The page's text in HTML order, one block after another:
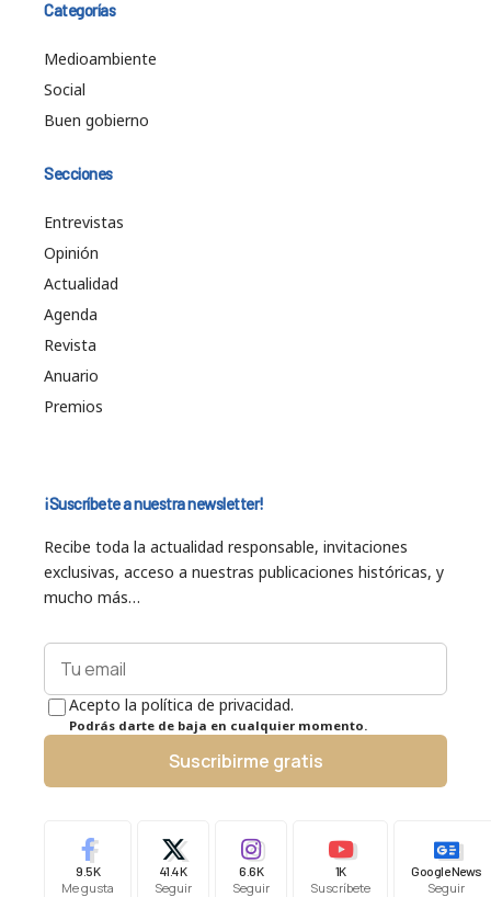
Categorías
Medioambiente
Social
Buen gobierno
Secciones
Entrevistas
Opinión
Actualidad
Agenda
Revista
Anuario
Premios
¡Suscríbete a nuestra newsletter!
Recibe toda la actualidad responsable, invitaciones
exclusivas, acceso a nuestras publicaciones históricas, y
mucho más…
Acepto la política de privacidad.
Podrás darte de baja en cualquier momento.
Suscribirme gratis
9.5K
Me gusta
41.4K
Seguir
6.6K
Seguir
1K
Suscríbete
Google News
Seguir